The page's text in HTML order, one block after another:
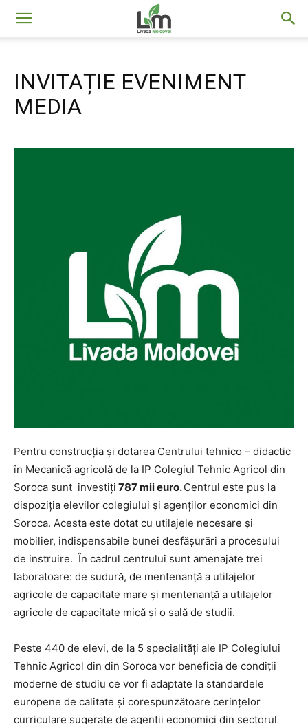
Livada
Moldovei
INVITAȚIE EVENIMENT
MEDIA
Pentru construcția și dotarea Centrului tehnico – didactic
în Mecanică agricolă de la IP Colegiul Tehnic Agricol din
Soroca sunt investiți 787 mii euro.Centrul este pus la
dispoziția elevilor colegiului și agenților economici din
Soroca. Acesta este dotat cu utilajele necesare și
mobilier, indispensabile bunei desfășurări a procesului
de instruire. În cadrul centrului sunt amenajate trei
laboratoare: de sudură, de mentenanță a utilajelor
agricole de capacitate mare și mentenanță a utilajelor
agricole de capacitate mică și o sală de studii.
Peste 440 de elevi, de la 5 specialități ale IP Colegiului
Tehnic Agricol din din Soroca vor beneficia de condiții
moderne de studiu ce vor fi adaptate la standardele
europene de calitate și corespunzătoare cerințelor
curriculare sugerate de agenții economici din sectorul